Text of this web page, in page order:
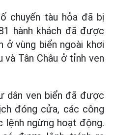
chuyến tàu hỏa đã bị
hành khách đã được
ở vùng biển ngoài khơi
và Tân Châu ở tỉnh ven
dân ven biển đã được
đóng cửa, các công
ngừng hoạt động.